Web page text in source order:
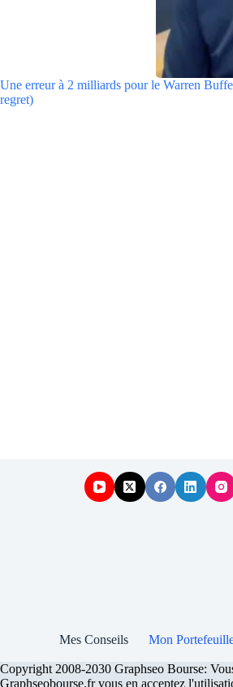
Une erreur à 2 milliards pour le Warren
regret)
Mes Conseils Mon
Copyright 2008-2030 Graphseo Bourse:
Graphseobourse.fr vous en acceptez